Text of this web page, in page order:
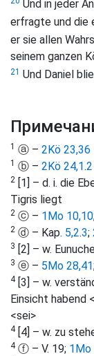
Und in jeder
erfragte und die
er sie allen
seinem ganzen
21 Und Daniel
1 ⓐ – 2Kö 23,36
1 ⓑ – 2Kö 24,1.2
2 [1] – d. i. die
Tigris liegt
2 ⓒ – 1Mo 10,10
2 ⓓ – Kap. 5,2.3;
3 [2] – w.
3 ⓔ – 5Mo 28,41
4[3] – w.
Einsicht habend
<sei>
4[4] – w. zu
4ⓕ – V. 19; 1Mo